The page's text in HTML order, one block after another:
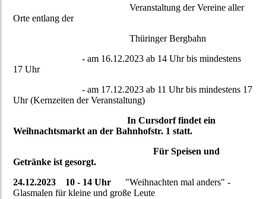
Veranstaltung der Vereine aller
Orte entlang der
Thüringer Bergbahn
- am 16.12.2023 ab 14 Uhr bis mindestens
17 Uhr
- am 17.12.2023 ab 11 Uhr bis mindestens 17
Uhr (Kernzeiten der Veranstaltung)
In Cursdorf findet ein
Weihnachtsmarkt an der Bahnhofstr. 1 statt.
Für Speisen und
Getränke ist gesorgt.
24.12.2023 10 - 14 Uhr
"Weihnachten mal anders" -
Glasmalen für kleine und große Leute